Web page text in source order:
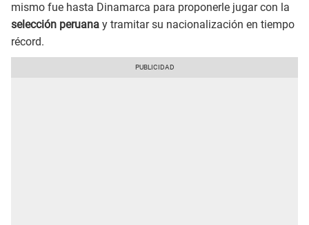
mismo fue hasta Dinamarca para proponerle jugar con la
selección peruana y tramitar su nacionalización en tiempo
récord.